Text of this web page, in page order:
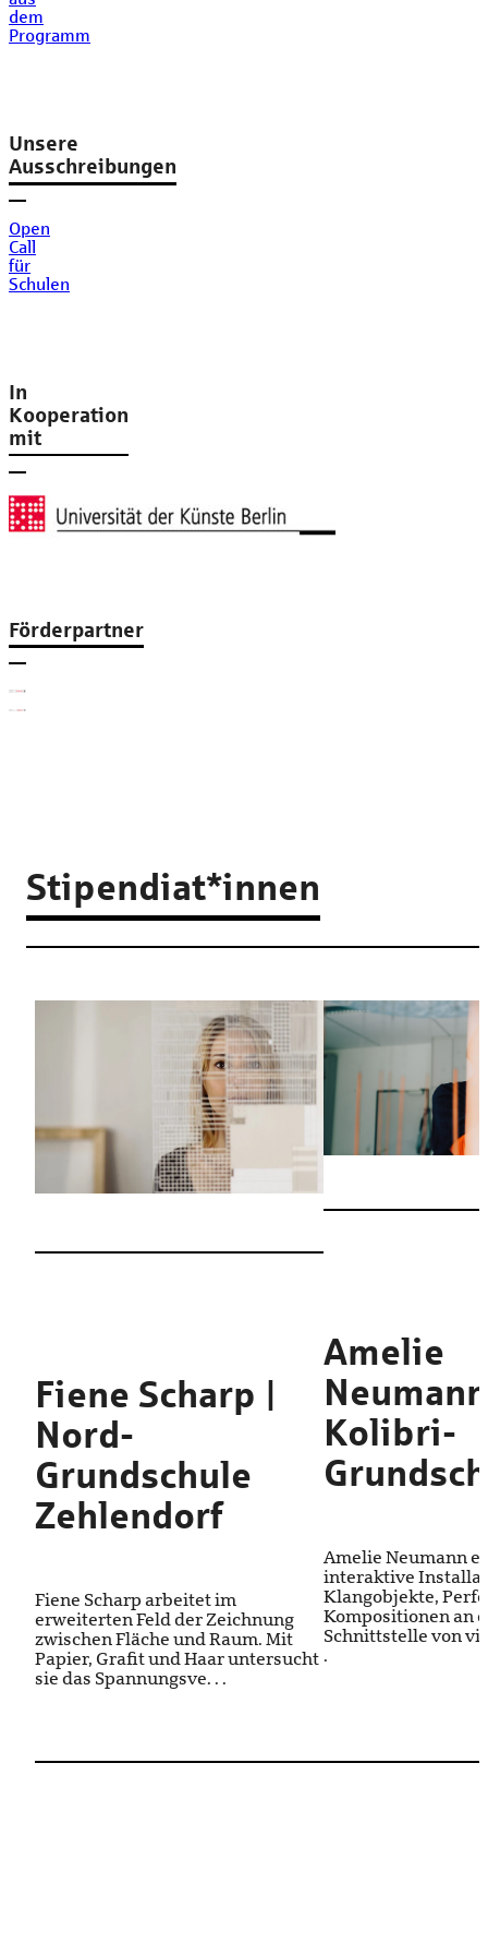
dem
Programm
Unsere
Ausschreibungen
Open
Call
für
Schulen
In
Kooperation
mit
Förderpartner
Stipendiat*innen
Fiene Scharp |
Nord-
Grundschule
Zehlendorf
Fiene Scharp arbeitet im
erweiterten Feld der Zeichnung
zwischen Fläche und Raum. Mit
Papier, Grafit und Haar untersucht
sie das Spannungsve. . .
Amelie
Kolibri-
Amelie Neumann
interaktive
Klangobjekte,
Kompositionen an
Schnittstelle von
.